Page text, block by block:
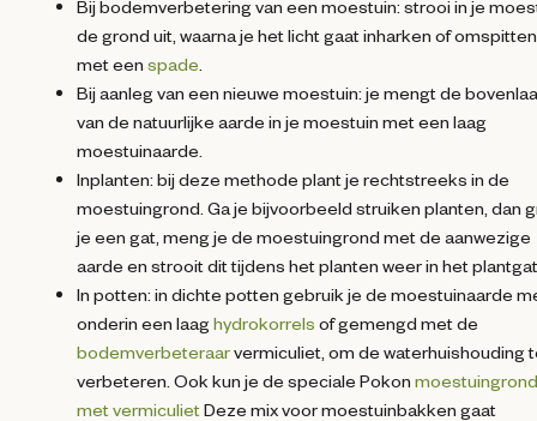
Bij bodemverbetering van een moestuin: strooi in je
de grond uit, waarna je het licht gaat inharken of omspitten
met een spade
Bij aanleg van een nieuwe moestuin: je mengt de
van de natuurlijke aarde in je moestuin met een laag
moestuinaarde.
Inplanten: bij deze methode plant je rechtstreeks in de
moestuingrond. Ga je bijvoorbeeld struiken planten, dan
je een gat, meng je de moestuingrond met de aanwezige
aarde en strooit dit tijdens het planten weer in het
In potten: in dichte potten gebruik je de moestuinaarde
onderin een laag hydrokorrels of gemengd met de
bodemverbeteraarvermiculiet, om de waterhuishouding
verbeteren. Ook kun je de speciale Pokon moestuingrond
met vermiculiet Deze mix voor moestuinbakken gaat